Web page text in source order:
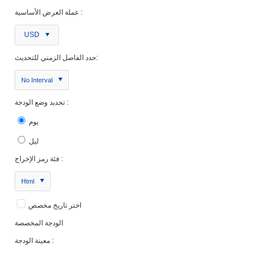
عملة العرض الأساسية :
USD
حدد الفاصل الزمني للتحديث:
No Interval
تحديد وضع الودجة :
يوم
ليل
فئة رمز الإخراج :
Html
اختر تاريخ مخصص
الودجة المخصصة
معينة الودجة :